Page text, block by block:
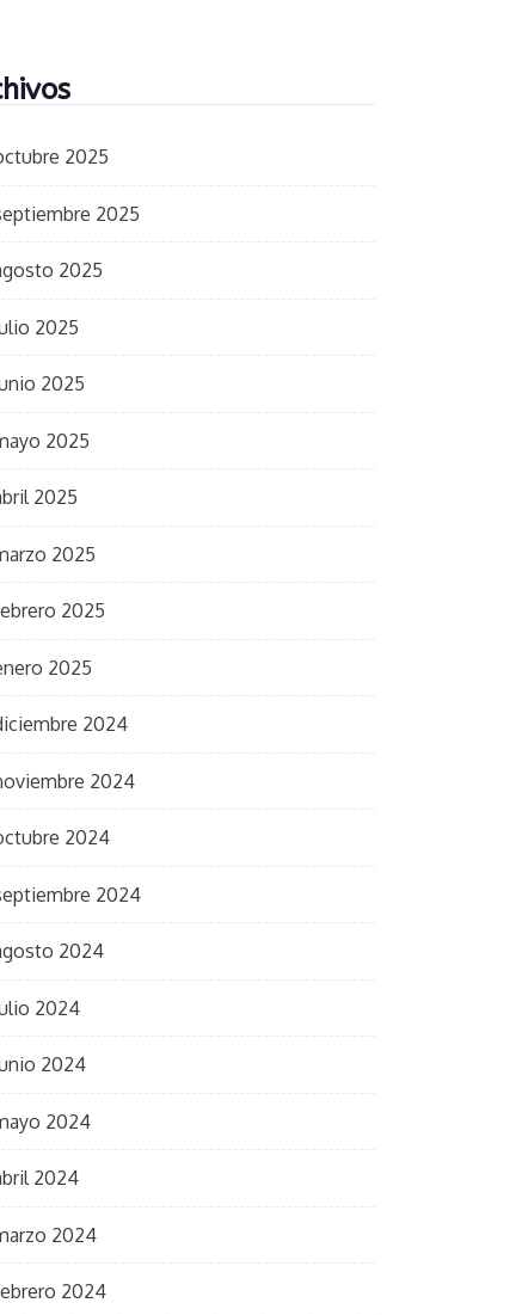
2025
2025
2025
2025
2025
2025
2025
2025
2025
2025
2024
2024
2024
2024
2024
2024
2024
2024
2024
2024
2024